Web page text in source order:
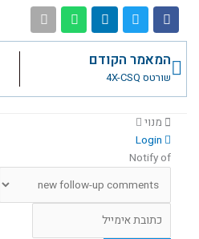
קודם
המאמר הקודם
שורטס 4X-CSQ
מנוי
Notify of